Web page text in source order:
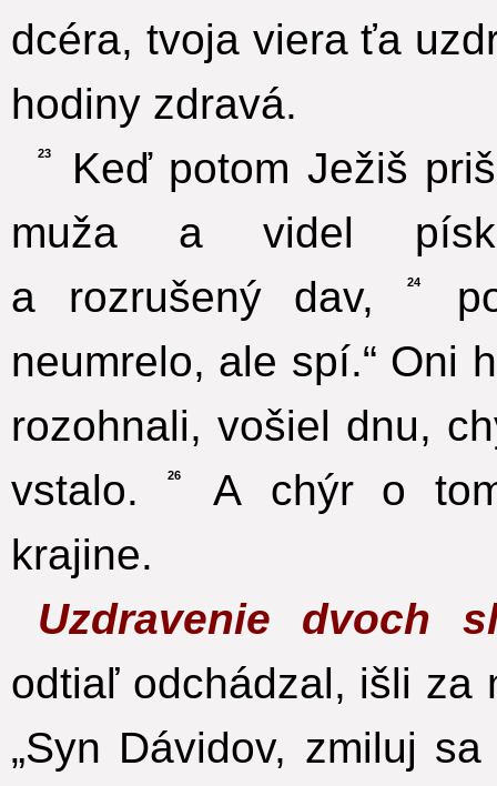
dcéra, tvoja viera ťa
hodiny zdravá.
23
Keď potom Ježiš
muža a videl
a rozrušený dav,
24
neumrelo, ale spí.“ Oni
rozohnali, vošiel dnu,
vstalo.
26
A chýr o
krajine.
Uzdravenie dvoch
odtiaľ odchádzal, išli za
„Syn Dávidov, zmiluj sa